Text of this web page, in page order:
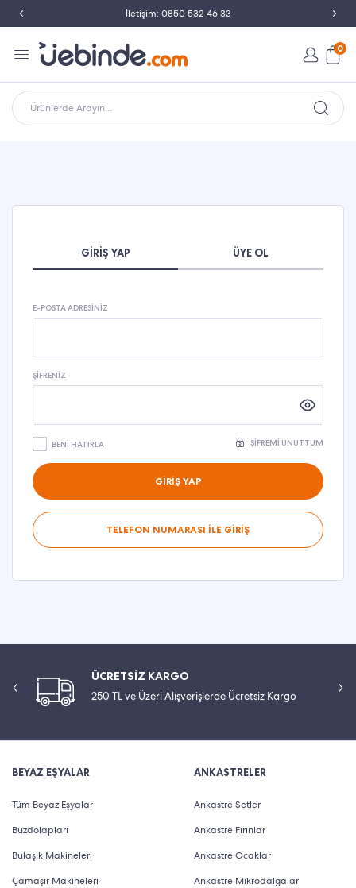
İletişim: 0850 532 46 33
0
Ürünlerde Arayın...
GIRIŞ YAP ÜYE OL
E-POSTA ADRESINIZ
ŞIFRENIZ
BENI HATIRLA ŞIFREMI UNUTTUM
GİRİŞ YAP
TELEFON NUMARASI İLE GİRİŞ
ÜCRETSİZ KARGO
250 TL ve Üzeri Alışverişlerde Ücretsiz Kargo
BEYAZ EŞYALAR
Tüm Beyaz Eşyalar
Buzdolapları
Bulaşık Makineleri
Çamaşır Makineleri
ANKASTRELER
Ankastre Setler
Ankastre Fırınlar
Ankastre Ocaklar
Ankastre Mikrodalgalar